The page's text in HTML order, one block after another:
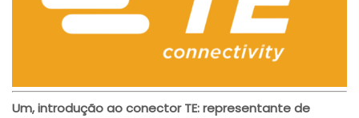
Um, introdução ao conector TE: representante de